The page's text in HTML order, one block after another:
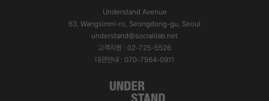
Understand Avenue
63, Wangsimni-ro, Seongdong-gu, Seoul
understand@socialilab.net
고객지원 : 02-725-5526
대관안내 : 070-7564-0911